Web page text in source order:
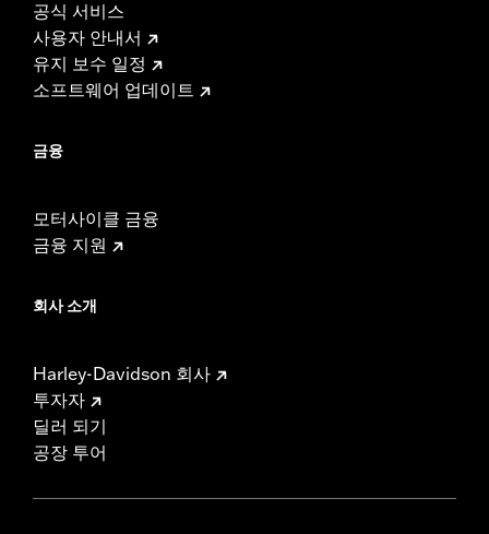
공식 서비스
사용자 안내서
유지 보수 일정
소프트웨어 업데이트
금융
모터사이클 금융
금융 지원
회사 소개
Harley-Davidson 회사
투자자
딜러 되기
공장 투어